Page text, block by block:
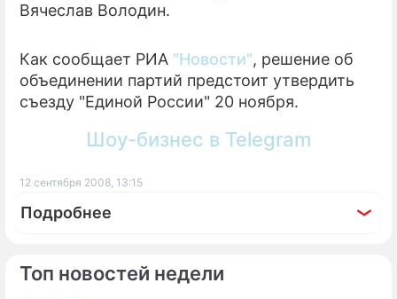
ИГРЫ
ПРЕСС-РЕЛИЗЫ
Топ новостей недели
Вячеслав Володин.
Как сообщает РИА "Новости", решение об
объединении партий предстоит утвердить
съезду "Единой России" 20 ноября.
Шоу-бизнес в Telegram
12 сентября 2008, 13:15
Подробнее